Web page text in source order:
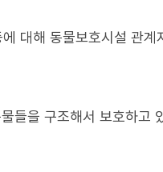
대해 동물보호시설 관
들을 구조해서 보호하고